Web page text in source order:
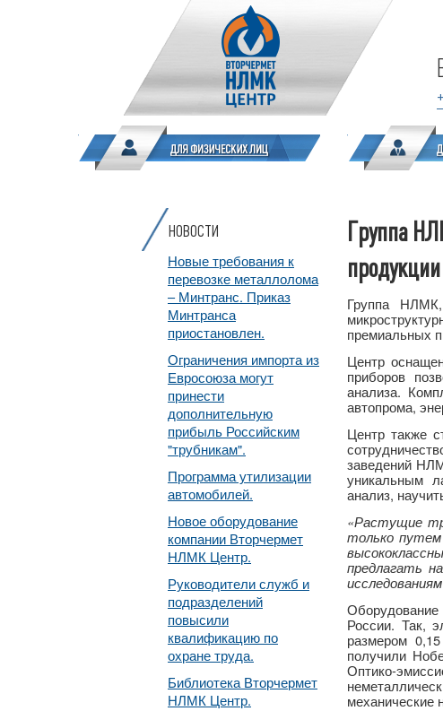
НОВОСТИ
Новые требования к
перевозке металлолома
– Минтранс. Приказ
Минтранса
приостановлен.
Ограничения импорта из
Евросоюза могут
принести
дополнительную
прибыль Российским
"трубникам".
Программа утилизации
автомобилей.
Новое оборудование
компании Вторчермет
НЛМК Центр.
Руководители служб и
подразделений
повысили
квалификацию по
охране труда.
Библиотека Вторчермет
НЛМК Центр.
Группа
продукции
Группа НЛМК,
премиальных
Центр
приборов
анализа.
автопрома,
Центр также
заведений
уникальным
анализ,
«Растущие
только путем
предлагать
Оборудование
России. Так,
размером
получили
Оптико-
механические